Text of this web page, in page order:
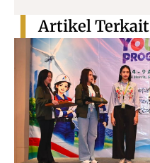
Artikel Terkait